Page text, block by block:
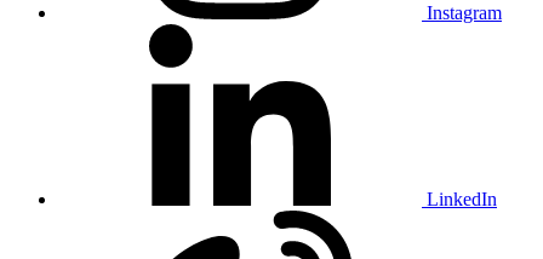
Instagram
LinkedIn